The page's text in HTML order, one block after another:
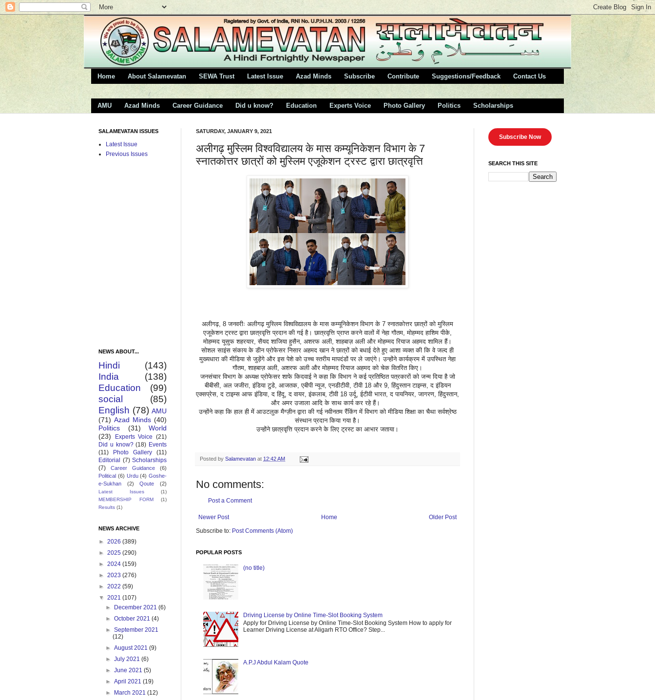
Home About Salamevatan SEWA Trust Latest Issue Azad Minds Subscribe Contribute Suggestions/Feedback Contact Us
AMU Azad Minds Career Guidance Did u know? Education Experts Voice Photo Gallery Politics Scholarships
SATURDAY, JANUARY 9, 2021
अलीगढ़ मुस्लिम विश्वविद्यालय के मास कम्यूनिकेशन विभाग के 7
स्नातकोत्तर छात्रों को मुस्लिम एजूकेशन ट्रस्ट द्वारा छात्रवृत्ति
अलीगढ़, 8 जनवरीः अलीगढ़ मुस्लिम विश्वविद्यालय के मास कम्यूनिकेशन विभाग के 7 स्नातकोत्तर छात्रों को मुस्लिम
एजूकेशन ट्रस्ट द्वारा छात्रवृत्ति प्रदान की गई है। छात्रवृत्ति प्राप्त करने वालों में नेहा गौतम, मोहम्मद हाशिम पीके,
मोहम्मद यूसुफ शहरयार, सैयद शाजिया हुसैन, अशरफ अली, शाहबाज़ अली और मोहम्मद रियाज अहमद शामिल हैं।
सोशल साइंस संकाय के डीन प्रोफेसर निसार अहमद खान ने छात्रों को बधाई देते हुए आशा व्यक्त की कि वे जल्द ही
मुख्यधारा की मीडिया से जुड़ेंगे और इस पेशे को उच्च स्तरीय मापदंडों पर ले जाएंगे। उन्होंने कार्यक्रम में उपस्थित नेहा
गौतम, शाहबाज़ अली, अशरफ अली और मोहम्मद रियाज अहमद को चेक वितरित किए।
जनसंचार विभाग के अध्यक्ष प्रोफेसर शाफे किदवाई ने कहा कि विभाग ने कई प्रतिष्ठित पत्रकारों को जन्म दिया है जो
बीबीसी, अल जजीरा, इंडिया टुडे, आजतक, एबीपी न्यूज, एनडीटीवी, टीवी 18 और 9, हिंदुस्तान टाइम्स, द इंडियन
एक्सप्रेस, द टाइम्स आफ इंडिया, द हिंदू, द वायर, इंकलाब, टीवी 18 उर्दू, ईटीवी भारत, द पायनियर, जागरण, हिंदुस्तान,
और अमर उजाला आदि के साथ कार्य कर रहे हैं।
उन्होंने कहा कि हाल ही में आउटलुक मैग्ज़ीन द्वारा की गई नवीनतम रैंकिंग में विभाग को मीडिया शिक्षा का चैथा सर्वश्रेष्ठ
संस्थान प्रदान किया गया है।
उन्होंने छात्रवृत्ति प्रदान करने के लिए ट्रस्ट का आभार जताया।
Posted by Salamevatan at 12:42 AM
No comments:
Post a Comment
Newer Post Older Post
Home
Subscribe to: Post Comments (Atom)
POPULAR POSTS
(no title)
Driving License by Online Time-Slot Booking System
Apply for Driving License by Online Time-Slot Booking System How to apply for
Learner Driving License at Aligarh RTO Office? Step...
A.P.J Abdul Kalam Quote
SALAMEVATAN ISSUES
Latest Issue
Previous Issues
NEWS ABOUT...
Hindi
(143)
India
(138)
Education
(99)
social
(85)
English (78) AMU
(71) Azad Minds (40)
Politics
(31)
World
(23)
Experts Voice (21)
Did u know? (18) Events
(11)
Photo Gallery
(11)
Editorial (7) Scholarships
(7)
Career Guidance
(6)
Political (6) Urdu (4) Goshe-
e-Sukhan
(2) Qoute (2)
Latest Issues
(1)
MEMBERSHIP FORM
(1)
Results (1)
NEWS ARCHIVE
► 2026 (389)
► 2025 (290)
► 2024 (159)
► 2023 (276)
► 2022 (59)
▼ 2021 (107)
►
December 2021(6)
►October 2021(4)
►September 2021
(12)
►August 2021(9)
►July 2021(6)
►June 2021(5)
►April 2021(19)
►
March 2021(12)
Subscribe Now
SEARCH THIS SITE